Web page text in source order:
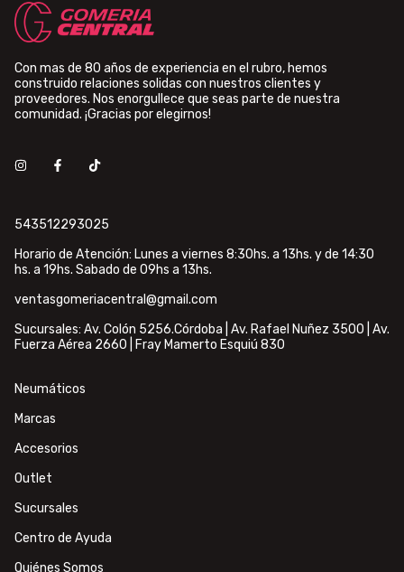
Con mas de 80 años de experiencia en el rubro, hemos
construido relaciones solidas con nuestros clientes y
proveedores. Nos enorgullece que seas parte de nuestra
comunidad. ¡Gracias por elegirnos!
543512293025
Horario de Atención: Lunes a viernes 8:30hs. a 13hs. y de 14:30
hs. a 19hs. Sabado de 09hs a 13hs.
ventasgomeriacentral@gmail.com
Sucursales: Av. Colón 5256.Córdoba | Av. Rafael Nuñez 3500 | Av.
Fuerza Aérea 2660 | Fray Mamerto Esquiú 830
Neumáticos
Marcas
Accesorios
Outlet
Sucursales
Centro de Ayuda
Quiénes Somos